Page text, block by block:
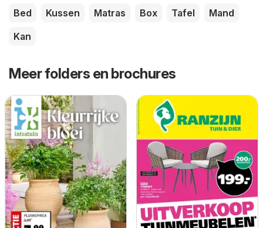
Bed Kussen Matras Box Tafel
Mand
Kan
Meer folders en brochures